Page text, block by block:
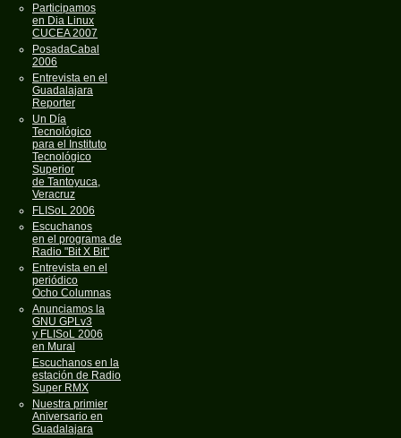
Participamos
en Dia Linux
CUCEA 2007
PosadaCabal
2006
Entrevista en el
Guadalajara
Reporter
Un Día
Tecnológico
para el Instituto
Tecnológico
Superior
de Tantoyuca,
Veracruz
FLISoL 2006
Escuchanos
en el programa de
Radio "Bit X Bit"
Entrevista en el
periódico
Ocho Columnas
Anunciamos la
GNU GPLv3
y FLISoL 2006
en Mural
Escuchanos en la
estación de Radio
Super RMX
Nuestra primier
Aniversario en
Guadalajara